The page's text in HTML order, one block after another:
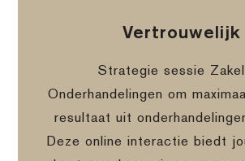
Vertrouwelijk
Strategie sessie
Onderhandelingen om
resultaat uit
Deze online interactie biedt